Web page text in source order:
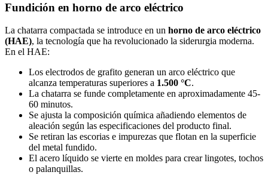
Fundición en horno de arco eléctrico
La chatarra compactada se introduce en un horno de arco eléctrico
(HAE), la tecnología que ha revolucionado la siderurgia moderna.
En el HAE:
Los electrodos de grafito generan un arco eléctrico que
alcanza temperaturas superiores a 1.500 °C.
La chatarra se funde completamente en aproximadamente 45-
60 minutos.
Se ajusta la composición química añadiendo elementos de
aleación según las especificaciones del producto final.
Se retiran las escorias e impurezas que flotan en la superficie
del metal fundido.
El acero líquido se vierte en moldes para crear lingotes, tochos
o palanquillas.